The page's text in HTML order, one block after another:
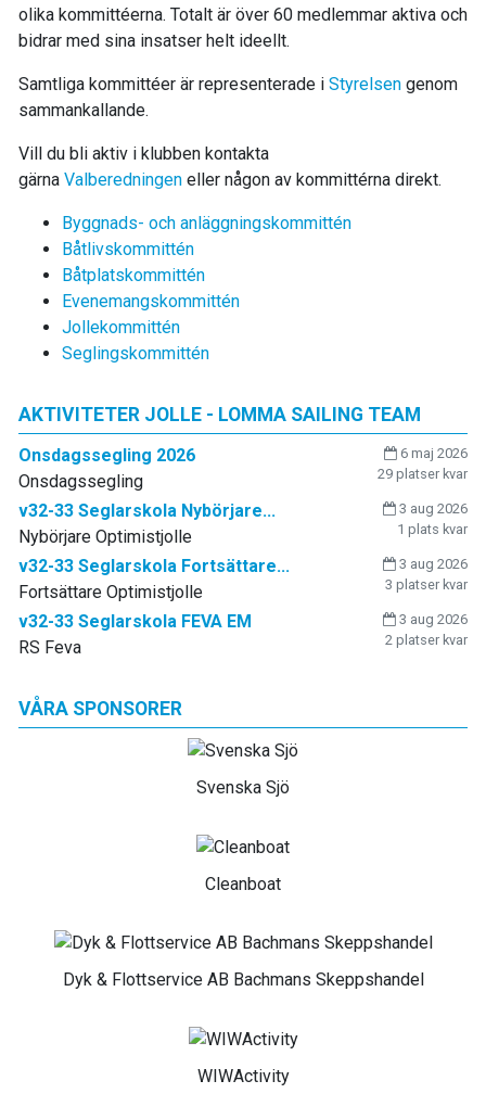
olika kommittéerna. Totalt är över 60 medlemmar aktiva och
bidrar med sina insatser helt ideellt.
Samtliga kommittéer är representerade i Styrelsen genom
sammankallande.
Vill du bli aktiv i klubben kontakta
gärna Valberedningen eller någon av kommittérna direkt.
Byggnads- och anläggningskommittén
Båtlivskommittén
Båtplatskommittén
Evenemangskommittén
Jollekommittén
Seglingskommittén
AKTIVITETER JOLLE - LOMMA SAILING TEAM
Onsdagssegling 2026
6 maj 2026
29 platser kvar
Onsdagssegling
v32-33 Seglarskola Nybörjare...
3 aug 2026
1 plats kvar
Nybörjare Optimistjolle
v32-33 Seglarskola Fortsättare...
3 aug 2026
3 platser kvar
Fortsättare Optimistjolle
v32-33 Seglarskola FEVA EM
3 aug 2026
2 platser kvar
RS Feva
VÅRA SPONSORER
Svenska Sjö
Cleanboat
Dyk & Flottservice AB Bachmans Skeppshandel
WIWActivity